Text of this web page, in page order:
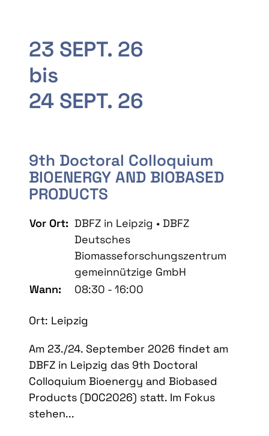
23 SEPT. 26
bis
24 SEPT. 26
9th Doctoral Colloquium
BIOENERGY AND BIOBASED
PRODUCTS
Vor Ort: DBFZ in Leipzig • DBFZ
Deutsches
Biomasseforschungszentrum
gemeinnützige GmbH
Wann:
08:30 - 16:00
Ort: Leipzig
Am 23./24. September 2026 findet am
DBFZ in Leipzig das 9th Doctoral
Colloquium Bioenergy and Biobased
Products (DOC2026) statt. Im Fokus
stehen...